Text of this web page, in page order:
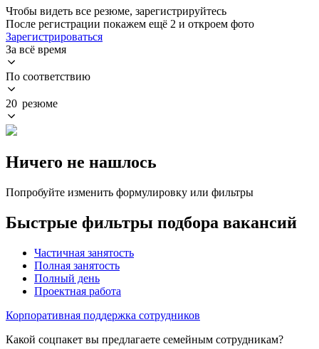
Чтобы видеть все резюме, зарегистрируйтесь
После регистрации покажем ещё 2 и откроем фото
Зарегистрироваться
За всё время
По соответствию
20 резюме
Ничего не нашлось
Попробуйте изменить формулировку или фильтры
Быстрые фильтры подбора вакансий
Частичная занятость
Полная занятость
Полный день
Проектная работа
Корпоративная поддержка сотрудников
Какой соцпакет вы предлагаете семейным сотрудникам?